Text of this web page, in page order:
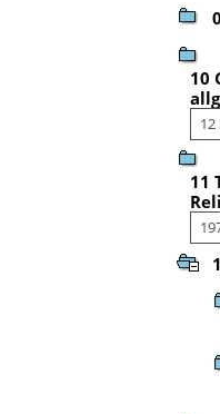
10
11